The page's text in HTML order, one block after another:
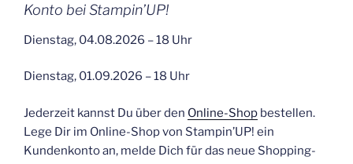
Konto bei Stampin’UP!
Dienstag, 04.08.2026 – 18 Uhr
Dienstag, 01.09.2026 – 18 Uhr
Jederzeit kannst Du über den Online-Shop bestellen.
Lege Dir im Online-Shop von Stampin’UP! ein
Kundenkonto an, melde Dich für das neue Shopping-